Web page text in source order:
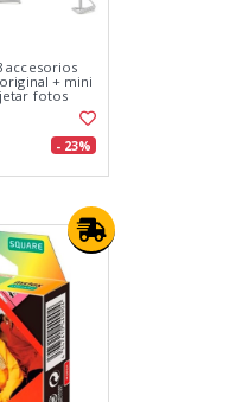
accesorios
+ mini
fotos
- 23%